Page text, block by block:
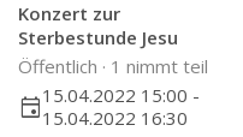
Konzert zur
Sterbestunde Jesu
Öffentlich · 1 nimmt teil
event15.04.2022 15:00 -
15.04.2022 16:30